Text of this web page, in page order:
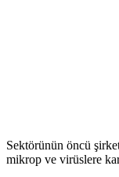
Sektörünün öncü
mikrop ve virüslere